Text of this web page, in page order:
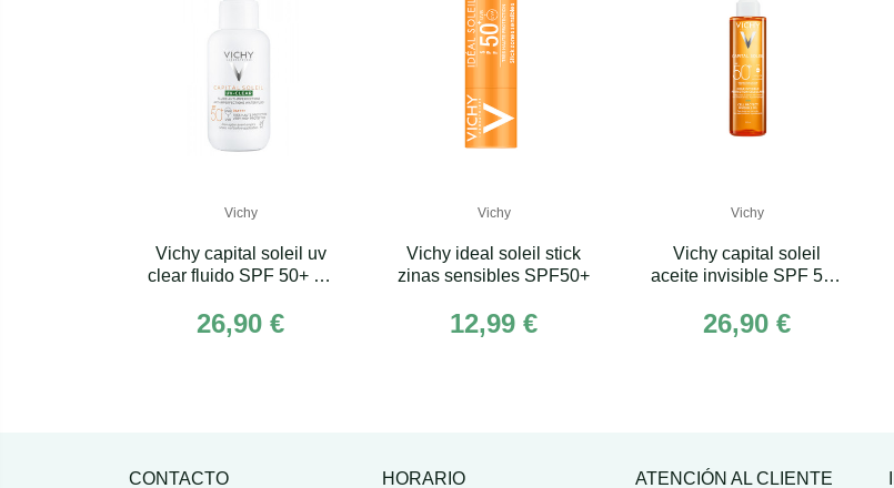
Vichy
Vichy capital soleil uv
clear fluido SPF 50+ 40
26,90 €
Vichy
Vichy ideal soleil stick
zinas sensibles SPF50+
12,99 €
Vichy
Vichy capital soleil
aceite invisible SPF 50+
26,90 €
CONTACTO HORARIO ATENCIÓN AL CLIENTE